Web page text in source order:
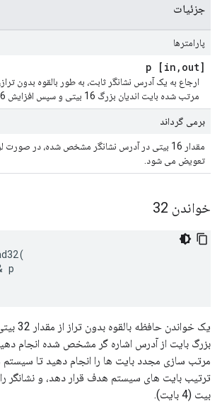
جزئیات
پارامترها
[in
, out] p
ارجاع به یک آدرس نشانگر ثابت، به طور بالقوه بدون
مرتب شده بایت اندیان بزرگ 16 بیتی و سپس افزایش 16 بیتی (2 بایت).
برمی گرداند
مقدار 16 بیتی در آدرس نشانگر مشخص شده، در
تعویض می شود.
خواندن 32
p
یک
بزرگ بایت از آدرس اشاره گر مشخص شده انجام
مرتب سازی مجدد بایت ها را انجام دهید تا سیستم
بیت (4 بایت).